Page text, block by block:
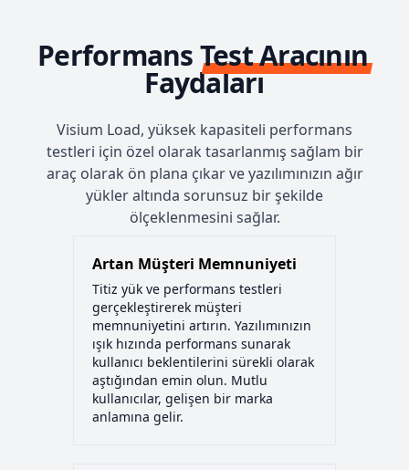
Performans Test Aracının
Faydaları
Visium Load, yüksek kapasiteli performans
testleri için özel olarak tasarlanmış sağlam bir
araç olarak ön plana çıkar ve yazılımınızın ağır
yükler altında sorunsuz bir şekilde
ölçeklenmesini sağlar.
Artan Müşteri Memnuniyeti
Titiz yük ve performans testleri
gerçekleştirerek müşteri
memnuniyetini artırın. Yazılımınızın
ışık hızında performans sunarak
kullanıcı beklentilerini sürekli olarak
aştığından emin olun. Mutlu
kullanıcılar, gelişen bir marka
anlamına gelir.